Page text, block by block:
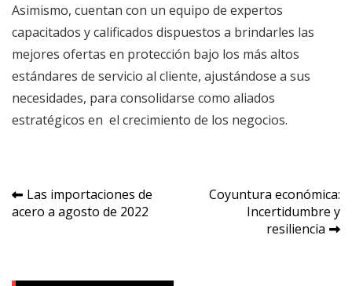
Asimismo, cuentan con un equipo de expertos
capacitados y calificados dispuestos a brindarles las
mejores ofertas en protección bajo los más altos
estándares de servicio al cliente, ajustándose a sus
necesidades, para consolidarse como aliados
estratégicos en el crecimiento de los negocios.
Navegación
de
Las importaciones de
acero a agosto de 2022
Coyuntura económica:
Incertidumbre y
resiliencia